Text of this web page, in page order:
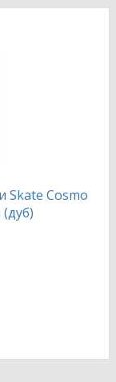
Skate Cosmo